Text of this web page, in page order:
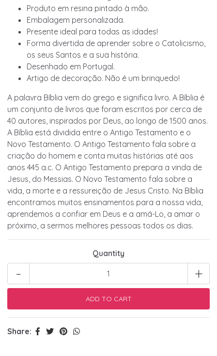
Produto em resina pintado à mão.
Embalagem personalizada.
Presente ideal para todas as idades!
Forma divertida de aprender sobre o Catolicismo,
os seus Santos e a sua história.
Desenhado em Portugal.
Artigo de decoração. Não é um brinquedo!
A palavra Bíblia vem do grego e significa livro. A Bíblia é
um conjunto de livros que foram escritos por cerca de
40 autores, inspirados por Deus, ao longo de 1500 anos.
A Bíblia está dividida entre o Antigo Testamento e o
Novo Testamento. O Antigo Testamento fala sobre a
criação do homem e conta muitas histórias até aos
anos 445 a.c. O Antigo Testamento prepara a vinda de
Jesus, do Messias. O Novo Testamento fala sobre a
vida, a morte e a ressureição de Jesus Cristo. Na Bíblia
encontramos muitos ensinamentos para a nossa vida,
aprendemos a confiar em Deus e a amá-Lo, a amar o
próximo, a sermos melhores pessoas todos os dias.
Quantity
+
-
Share: